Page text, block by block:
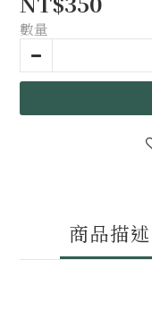
數量
商品描述